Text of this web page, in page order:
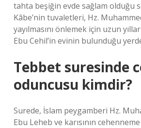
tahta beşiğin evde sağlam olduğu
Kâbe’nin tuvaletleri, Hz.
yayılmasını önlemek için uzun
Ebu Cehil’in evinin bulunduğu
Tebbet suresinde
oduncusu kimdir?
Surede, İslam peygamberi Hz.
Ebu Leheb ve karısının